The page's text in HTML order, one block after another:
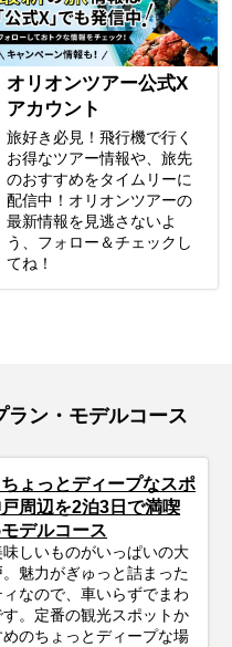
オリオンツアー公式X
アカウント
旅好き必見！飛行機で行く
お得なツアー情報や、旅先
のおすすめをタイムリーに
配信中！オリオンツアーの
最新情報を見逃さないよ
う、フォロー＆チェックし
てね！
ラン・モデルコース
ょっとディープなスポ
周辺を2泊3日で満喫
デルコース
しいものがいっぱいの大
魅力がぎゅっと詰まった
なので、車いらずでまわ
。定番の観光スポットか
のちょっとディープな場